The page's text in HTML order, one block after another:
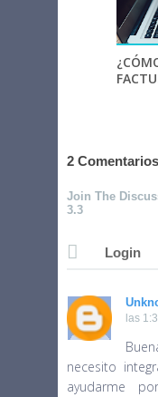
2
Join The
3.3
Login
las
necesito
ayudarme